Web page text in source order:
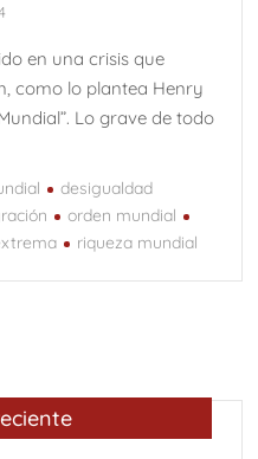
en una crisis que
como lo plantea Henry
Lo grave de todo
desigualdad
orden mundial
riqueza mundial